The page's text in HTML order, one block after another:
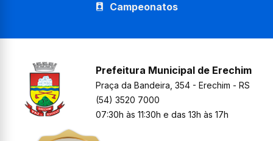
Campeonatos
Prefeitura Municipal de Erechim
Praça da Bandeira, 354 - Erechim - RS
(54) 3520 7000
07:30h às 11:30h e das 13h às 17h